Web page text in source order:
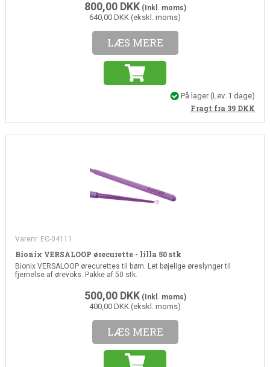
800,00 DKK(Inkl. moms)
640,00 DKK (ekskl. moms)
LÆS MERE
På lager(Lev. 1 dage)
Fragt fra 39 DKK
Varenr. EC-04111
Bionix VERSALOOP ørecurette - lilla 50 stk
Bionix VERSALOOP ørecurettes til børn. Let bøjelige øreslynger til
fjernelse af ørevoks. Pakke af 50 stk.
500,00 DKK(Inkl. moms)
400,00 DKK (ekskl. moms)
LÆS MERE